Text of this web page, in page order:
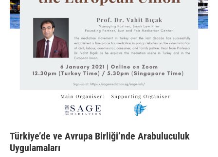
Türkiye’de ve Avrupa Birliği’nde Arabuluculuk
Uygulamaları